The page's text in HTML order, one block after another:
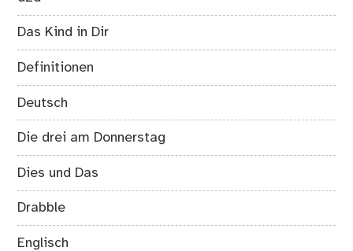
Das Kind in Dir
Definitionen
Deutsch
Die drei am Donnerstag
Dies und Das
Drabble
Englisch